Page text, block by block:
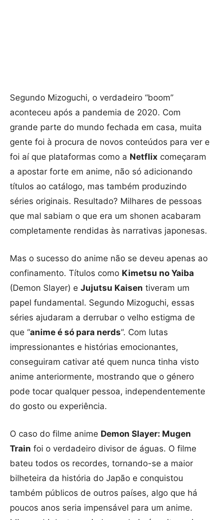
Segundo Mizoguchi, o verdadeiro “boom”
aconteceu após a pandemia de 2020. Com
grande parte do mundo fechada em casa, muita
gente foi à procura de novos conteúdos para ver e
foi aí que plataformas como a Netflix começaram
a apostar forte em anime, não só adicionando
títulos ao catálogo, mas também produzindo
séries originais. Resultado? Milhares de pessoas
que mal sabiam o que era um shonen acabaram
completamente rendidas às narrativas japonesas.
Mas o sucesso do anime não se deveu apenas ao
confinamento. Títulos como Kimetsu no Yaiba
(Demon Slayer) e Jujutsu Kaisen tiveram um
papel fundamental. Segundo Mizoguchi, essas
séries ajudaram a derrubar o velho estigma de
que “anime é só para nerds“. Com lutas
impressionantes e histórias emocionantes,
conseguiram cativar até quem nunca tinha visto
anime anteriormente, mostrando que o género
pode tocar qualquer pessoa, independentemente
do gosto ou experiência.
O caso do filme anime Demon Slayer: Mugen
Train foi o verdadeiro divisor de águas. O filme
bateu todos os recordes, tornando-se a maior
bilheteira da história do Japão e conquistou
também públicos de outros países, algo que há
poucos anos seria impensável para um anime.